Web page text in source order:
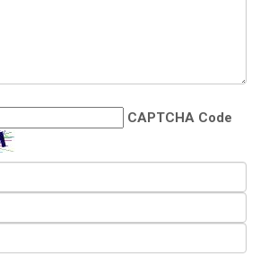
CAPTCHA Code